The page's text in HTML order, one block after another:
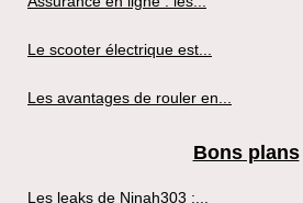
Le scooter électrique est...
Les avantages de rouler en...
Bons plans
Les leaks de Ninah303 :...